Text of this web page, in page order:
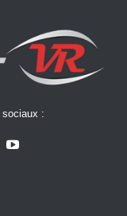
sociaux :